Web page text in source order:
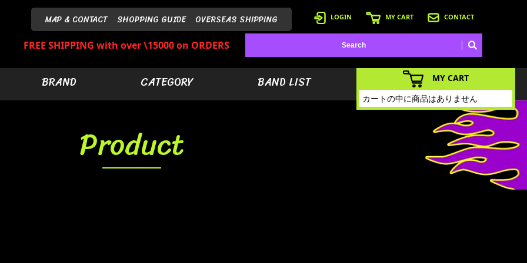
MAP & CONTACT SHOPPING GUIDE OVERSEAS SHIPPING LOGIN MY CART CONTACT
FREE SHIPPING with over \15000 on ORDERS
BRAND CATEGORY BAND LIST
Product
MY CART
カートの中に商品はありません